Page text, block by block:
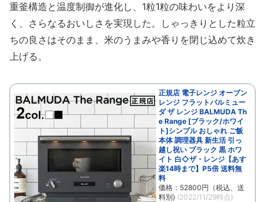
重釜構造と温度制御が進化し、1粒1粒の味わいをより深
く、さらなるおいしさを実現した。しゃっきりとした粒立
ちの良さはそのまま、米のうまみや香りを閉じ込めて炊き
上げる。
正規店 電子レンジ オーブン
レンジ フラットバルミュー
ダ ザ レンジ BALMUDA Th
e Range [ブラック/ホワイ
ト]シンプル おしゃれ ご飯
本体 調理器具 新生活 引っ
越し祝い ブラック 黒 ホワ
イト 白◇ザ・レンジ【あす
楽14時まで】P5倍 送料無
料
価格：52800円（税込、送
料別) (2022/11/29時点)